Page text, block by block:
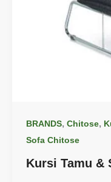
BRANDS, Chitose,
Sofa Chitose
Kursi Tamu &